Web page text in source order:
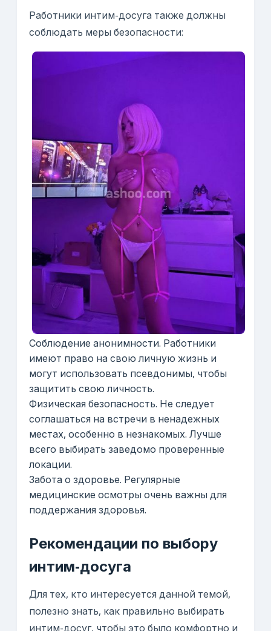
Работники интим-досуга также должны
соблюдать меры безопасности:
Соблюдение анонимности. Работники
имеют право на свою личную жизнь и
могут использовать псевдонимы, чтобы
защитить свою личность.
Физическая безопасность. Не следует
соглашаться на встречи в ненадежных
местах, особенно в незнакомых. Лучше
всего выбирать заведомо проверенные
локации.
Забота о здоровье. Регулярные
медицинские осмотры очень важны для
поддержания здоровья.
Рекомендации по выбору
интим-досуга
Для тех, кто интересуется данной темой,
полезно знать, как правильно выбирать